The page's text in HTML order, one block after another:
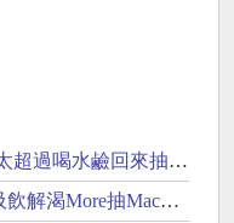
喝水鹼回來抽iPhone17
More抽MacBook Neo